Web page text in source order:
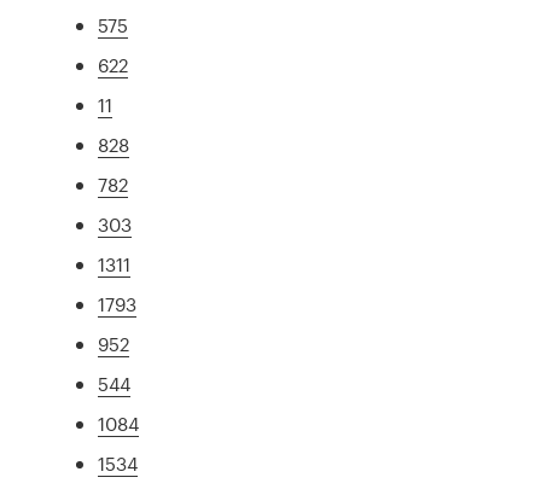
575
622
11
828
782
303
1311
1793
952
544
1084
1534